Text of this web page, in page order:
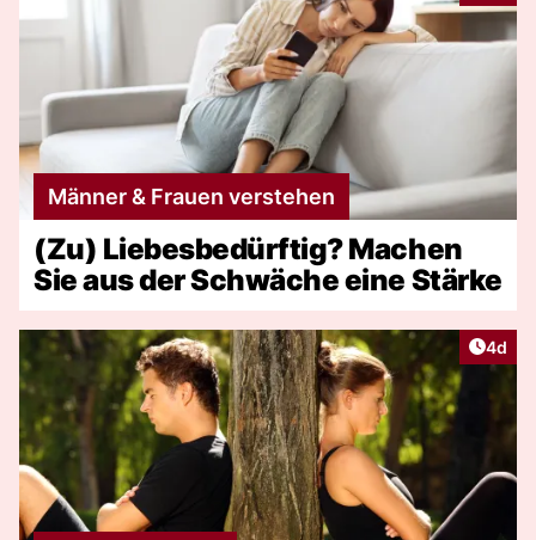
Männer & Frauen verstehen
(Zu) Liebesbedürftig? Machen
Sie aus der Schwäche eine Stärke
4d